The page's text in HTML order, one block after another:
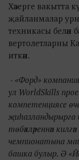
Хәзерге вакытта
җайланмалар
техникасы белән
вертолетларны
иткән.
- «Форд»
ул WorldSkills
компетенциясе
җиһазландырырга
төбәкләреннән
чемпионатына
башка булыр. Ә